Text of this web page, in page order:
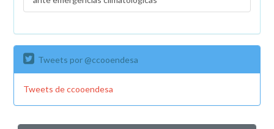
Tweets por @ccooendesa
Tweets de ccooendesa